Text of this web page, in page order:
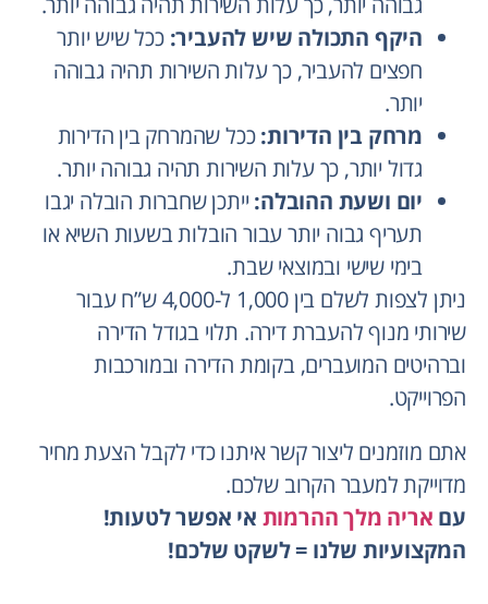
היקף התכולה שיש להעביר: ככל שיש יותר
חפצים להעביר, כך עלות השירות תהיה גבוהה
יותר.
מרחק בין הדירות:ככל שהמרחק בין הדירות
גדול יותר, כך עלות השירות תהיה גבוהה יותר.
יום ושעת ההובלה: ייתכן שחברות הובלה יגבו
תעריף גבוה יותר עבור הובלות בשעות השיא או
בימי שישי ובמוצאי שבת.
ניתן לצפות לשלם בין 1,000 ל-4,000 ש”ח עבור
שירותי מנוף להעברת דירה. תלוי בגודל הדירה
וברהיטים המועברים, בקומת הדירה ובמורכבות
הפרוייקט.
אתם מוזמנים ליצור קשר איתנו כדי לקבל הצעת מחיר
מדוייקת למעבר הקרוב שלכם.
עם אריה מלך ההרמות אי אפשר לטעות!
המקצועיות שלנו = לשקט שלכם!